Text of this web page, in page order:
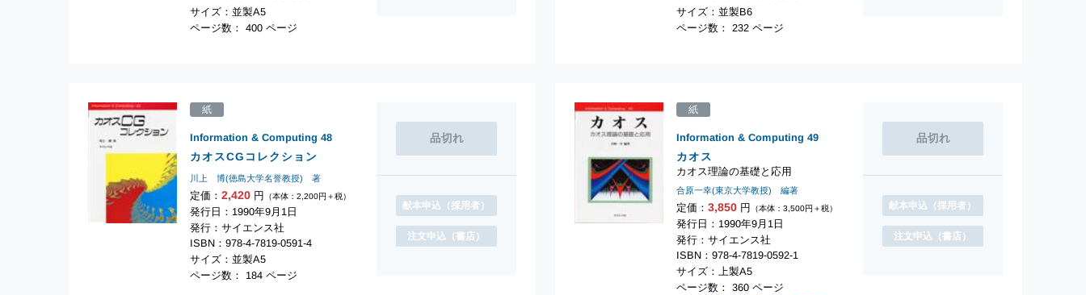
サイズ：並製A5
ページ数： 400 ページ
サイズ：並製B6
ページ数： 232 ページ
カオスCGコレクション
Information & Computing 48
川上 博(徳島大学名誉教授) 著
定価：2,420 円 （本体：2,200円＋税）
紙
発行日：1990年9月1日
発行：サイエンス社
ISBN：978-4-7819-0591-4
サイズ：並製A5
ページ数： 184 ページ
献本申込 （採用者）
注文申込 （書店）
カオス
カオス理論の基礎と応用
Information & Computing 49
合原一幸(東京大学教授) 編著
定価：3,850円 （本体：3,500円＋税）
紙
発行日：1990年9月1日
発行：サイエンス社
ISBN：978-4-7819-0592-1
サイズ：上製A5
ページ数： 360 ページ
献本申込 （採用者）
注文申込 （書店）